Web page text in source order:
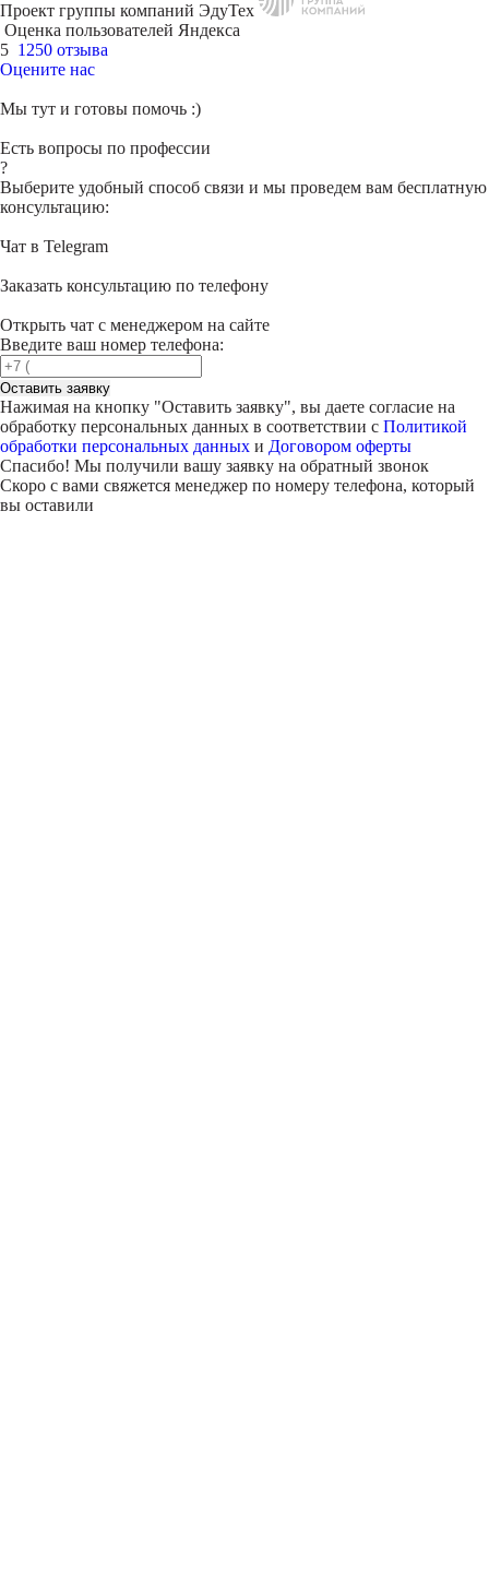
Проект группы компаний ЭдуТех
Оценка пользователей Яндекса
5 1250 отзыва
Оцените нас
Мы тут и готовы помочь :)
Есть вопросы по профессии
?
Выберите удобный способ связи и мы проведем вам бесплатную
консультацию:
Чат в Telegram
Заказать консультацию по телефону
Открыть чат с менеджером на сайте
Введите ваш номер телефона:
Оставить заявку
Нажимая на кнопку "Оставить заявку", вы даете согласие на
обработку персональных данных в соответствии с Политикой
обработки персональных данных и Договором оферты
Спасибо! Мы получили вашу заявку на обратный звонок
Скоро с вами свяжется менеджер по номеру телефона, который
вы оставили